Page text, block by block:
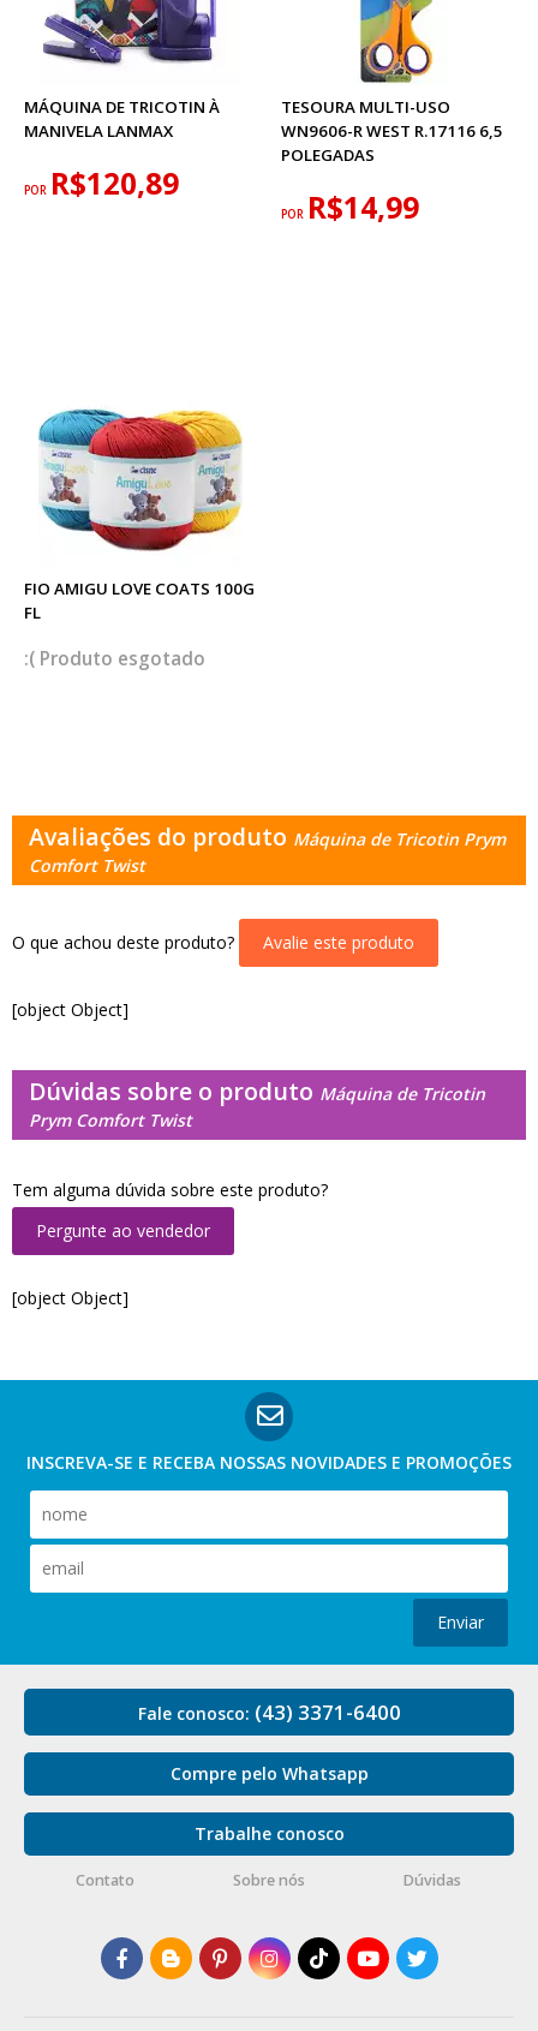
MÁQUINA DE TRICOTIN À
MANIVELA LANMAX
POR R$120,89
TESOURA MULTI-USO
WN9606-R WEST R.17116 6,5
POLEGADAS
POR R$14,99
FIO AMIGU LOVE COATS 100G
FL
esgotado
Avaliações do produto Máquina de Tricotin Prym
Comfort Twist
O que achou deste produto? Avalie este produto
[object Object]
Dúvidas sobre o produto Máquina de Tricotin
Prym Comfort Twist
Tem alguma dúvida sobre este produto?
Pergunte ao vendedor
[object Object]
INSCREVA-SE E RECEBA NOSSAS NOVIDADES E PROMOÇÕES
Enviar
Fale conosco: (43) 3371-6400
Compre pelo Whatsapp
Trabalhe conosco
Contato Sobre nós Dúvidas